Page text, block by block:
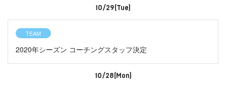
10/29(Tue)
TEAM
2020年シーズン コーチングスタッフ決定
10/28(Mon)